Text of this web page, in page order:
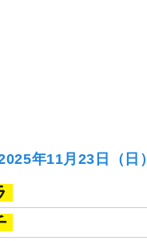
年11月23日（日